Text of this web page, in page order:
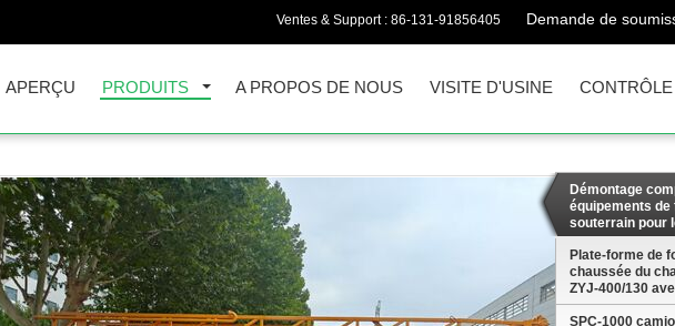
Ventes & Support : 86-131-91856405 Demande de
APERÇU PRODUITS A PROPOS DE NOUS VISITE D'USINE
Démontage
équipements de
souterrain pour
d'uranium en
: guide de
équipements,
installations de
puissance, des
technologies
Plate-forme de
chaussée du
ZYJ-400/130
courrier à forer
profondeur de
SPC-1000